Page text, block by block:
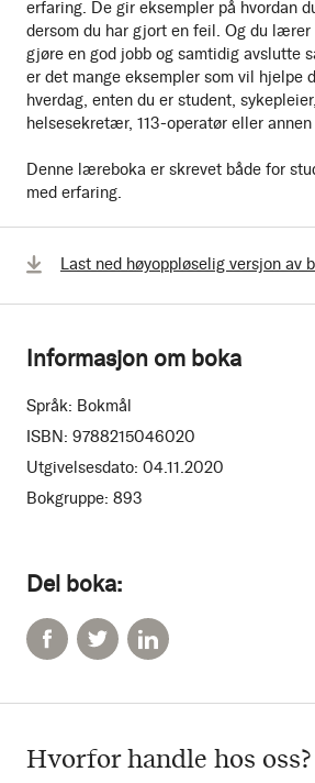
erfaring. De gir eksempler på hvordan
dersom du har gjort en feil. Og du lærer
gjøre en god jobb og samtidig avslutte
er det mange eksempler som vil hjelpe
hverdag, enten du er student,
helsesekretær, 113-operatør eller
Denne læreboka er skrevet både for
med erfaring.
Del boka:
Last ned høyoppløselig versjon av
Informasjon om boka
Språk: Bokmål
ISBN: 9788215046020
Utgivelsesdato: 04.11.2020
Bokgruppe: 893
Hvorfor handle hos oss?